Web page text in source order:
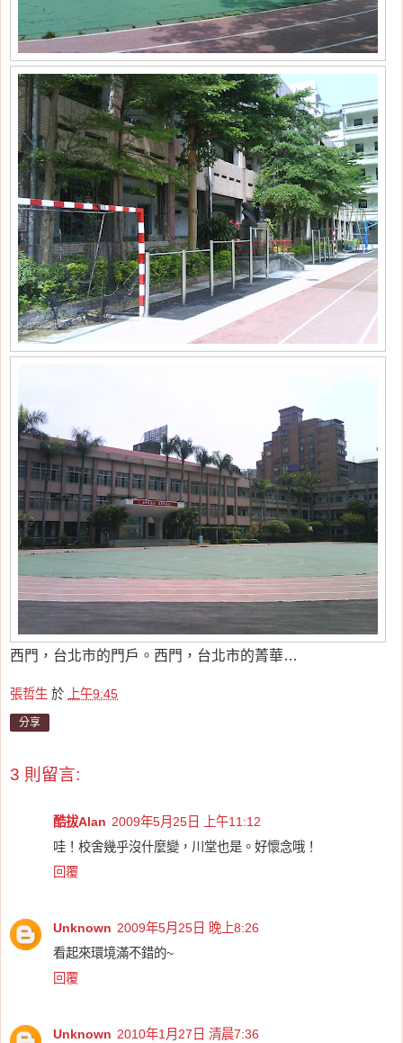
西門，台北市的門戶。西門，台北市的菁華…
張哲生 於 上午9:45
分享
3 則留言:
酷拔Alan 2009年5月25日 上午11:12
哇！校舍幾乎沒什麼變，川堂也是。好懷念哦！
回覆
Unknown 2009年5月25日 晚上8:26
看起來環境滿不錯的~
回覆
Unknown 2010年1月27日 清晨7:36